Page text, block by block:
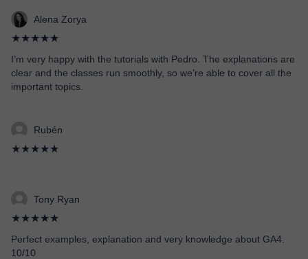
Alena Zorya
★★★★★
I’m very happy with the tutorials with Pedro. The explanations are
clear and the classes run smoothly, so we’re able to cover all the
important topics.
Rubén
★★★★★
Tony Ryan
★★★★★
Perfect examples, explanation and very knowledge about GA4.
10/10